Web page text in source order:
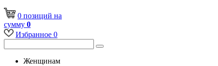
0 позиций на
сумму 0
Избранное 0
Женщинам